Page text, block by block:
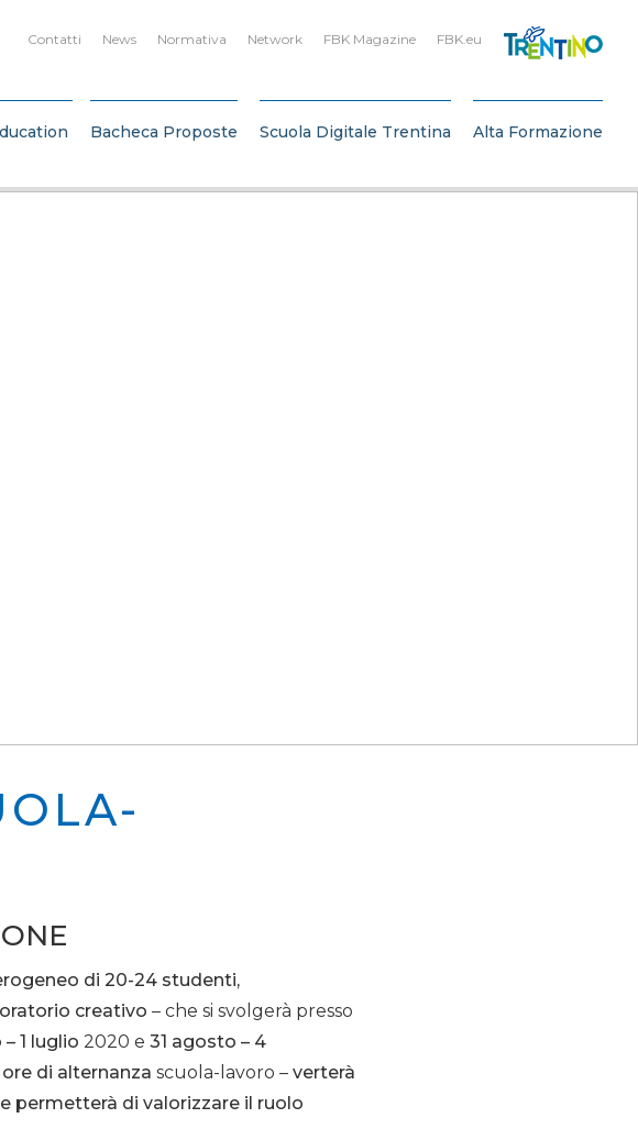
Contatti News Normativa Network FBK Magazine FBK.eu
Bacheca Proposte Scuola Digitale Trentina Alta Formazione
di 20-24 studenti,
creativo – che si svolgerà presso
1 luglio 2020 e 31 agosto – 4
di alternanza scuola-lavoro – verterà
permetterà di valorizzare il ruolo